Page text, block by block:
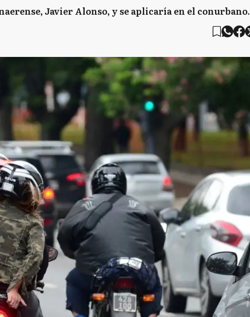
Javier Alonso, y se aplicaría en el conurbano.